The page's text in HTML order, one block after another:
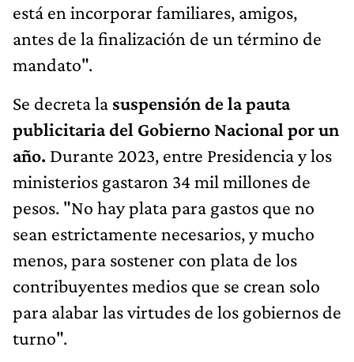
está en incorporar familiares, amigos,
antes de la finalización de un término de
mandato".
Se decreta la suspensión de la pauta
publicitaria del Gobierno Nacional por un
año. Durante 2023, entre Presidencia y los
ministerios gastaron 34 mil millones de
pesos. "No hay plata para gastos que no
sean estrictamente necesarios, y mucho
menos, para sostener con plata de los
contribuyentes medios que se crean solo
para alabar las virtudes de los gobiernos de
turno".